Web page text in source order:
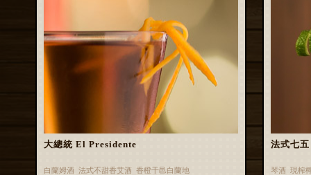
大總統 El Presidente
白蘭姆酒 法式不甜香艾酒 香橙干邑白蘭地
法式七
琴酒 現榨